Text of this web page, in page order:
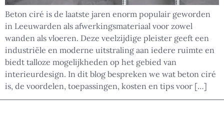
Beton ciré is de laatste jaren enorm populair geworden
in Leeuwarden als afwerkingsmateriaal voor zowel
wanden als vloeren. Deze veelzijdige pleister geeft een
industriële en moderne uitstraling aan iedere ruimte en
biedt talloze mogelijkheden op het gebied van
interieurdesign. In dit blog bespreken we wat beton ciré
is, de voordelen, toepassingen, kosten en tips voor […]